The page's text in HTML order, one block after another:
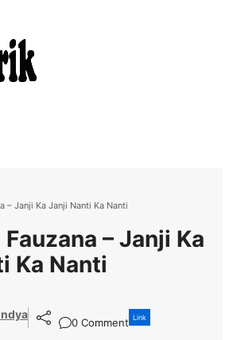
– Janji Ka Janji Nanti Ka Nanti
– Janji Ka
Ka Nanti
0 Comment Link